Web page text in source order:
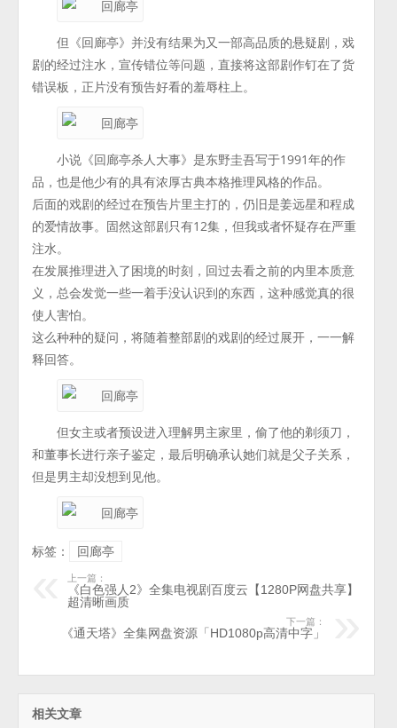
但《回廊亭》并没有结果为又一部高品质的悬疑剧，戏
剧的经过注水，宣传错位等问题，直接将这部剧作钉在了货
错误板，正片没有预告好看的羞辱柱上。
小说《回廊亭杀人大事》是东野圭吾写于1991年的作
品，也是他少有的具有浓厚古典本格推理风格的作品。
后面的戏剧的经过在预告片里主打的，仍旧是姜远星和程成
的爱情故事。固然这部剧只有12集，但我或者怀疑存在严重
注水。
在发展推理进入了困境的时刻，回过去看之前的内里本质意
义，总会发觉一些一着手没认识到的东西，这种感觉真的很
使人害怕。
这么种种的疑问，将随着整部剧的戏剧的经过展开，一一解
释回答。
但女主或者预设进入理解男主家里，偷了他的剃须刀，
和董事长进行亲子鉴定，最后明确承认她们就是父子关系，
但是男主却没想到见他。
标签： 回廊亭
上一篇：
《白色强人2》全集电视剧百度云【1280P网盘共享】
超清晰画质
下一篇：
《通天塔》全集网盘资源「HD1080p高清中字」
相关文章